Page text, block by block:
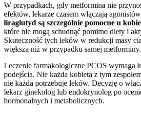
W przypadkach, gdy metformina nie
efektów, lekarze czasem włączają
liraglutyd są szczególnie pomocne u
które nie mogą schudnąć pomimo diety i
Skuteczność tych leków w redukcji masy
większa niż w przypadku samej metforminy.
Leczenie farmakologiczne PCOS wymaga
podejścia. Nie każda kobieta z tym
nie każda potrzebuje leków. Decyzję o
lekarz ginekolog lub endokrynolog po
hormonalnych i metabolicznych.